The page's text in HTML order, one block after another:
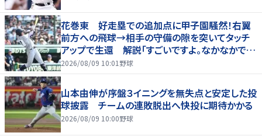
花巻東 好走塁での追加点に甲子園騒然！右翼
前方への飛球→相手の守備の隙を突いてタッチ
アップで生還 解説「すごいですよ。なかなかでき
ないプレー」
2026/08/09 10:01 野球
山本由伸が序盤３イニングを無失点と安定した投
球披露 チームの連敗脱出へ快投に期待かかる
2026/08/09 10:00野球